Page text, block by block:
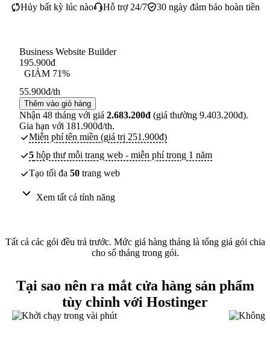
30 ngày đảm bảo hoàn tiền
Hủy bất kỳ lúc nào Hỗ trợ 24/7
Business Website Builder
195.900đ
GIẢM 71%
55.900đ/th
Thêm vào giỏ hàng
Nhận 48 tháng với giá 2.683.200đ (giá thường 9.403.200đ).
Gia hạn với 181.900đ/th.
Miễn phí tên miền (giá trị 251.900đ)
5 hộp thư mỗi trang web - miễn phí trong 1 năm
Tạo tối đa 50 trang web
Xem tất cả tính năng
Tất cả các gói đều trả trước. Mức giá hàng tháng là tổng giá gói chia
cho số tháng trong gói.
Tại sao nên ra mắt cửa hàng sản phẩm
tùy chỉnh với Hostinger